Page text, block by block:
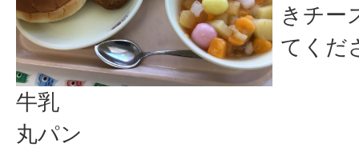
牛乳
丸パン
きチー
てくだ